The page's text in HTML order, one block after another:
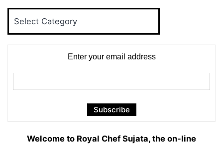
Enter your email address
Welcome to Royal Chef Sujata, the on-line